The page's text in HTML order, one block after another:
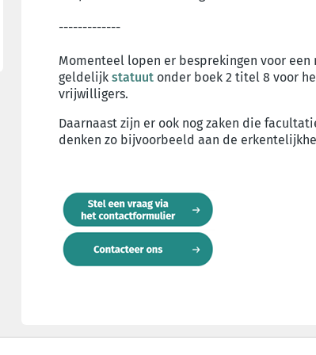
-------------
Momenteel lopen er besprekingen voor
geldelijk statuut onder boek 2 titel 8 voor
vrijwilligers.
Daarnaast zijn er ook nog zaken die
denken zo bijvoorbeeld aan de